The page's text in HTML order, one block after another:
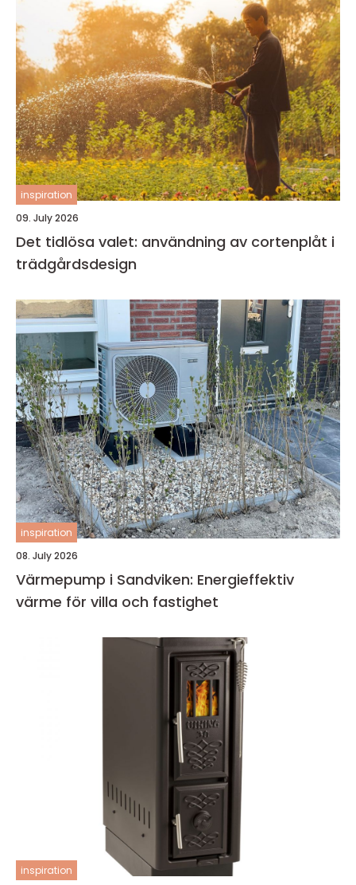
inspiration
09. July 2026
Det tidlösa valet: användning av cortenplåt i
trädgårdsdesign
inspiration
08. July 2026
Värmepump i Sandviken: Energieffektiv
värme för villa och fastighet
inspiration